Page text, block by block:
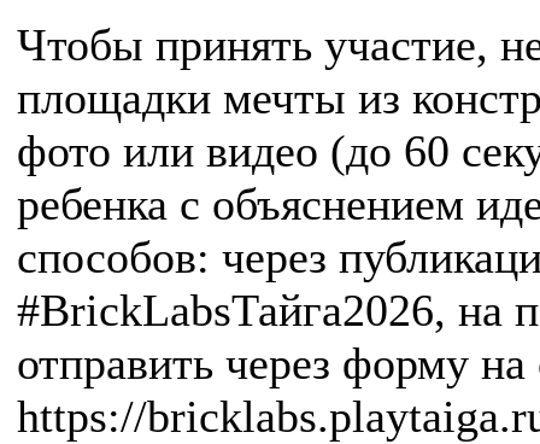
Чтобы принять участие,
площадки мечты из
фото или видео (до 60
ребенка с объяснением
способов: через
#BrickLabsТайга2026, на
отправить через форму на
https://